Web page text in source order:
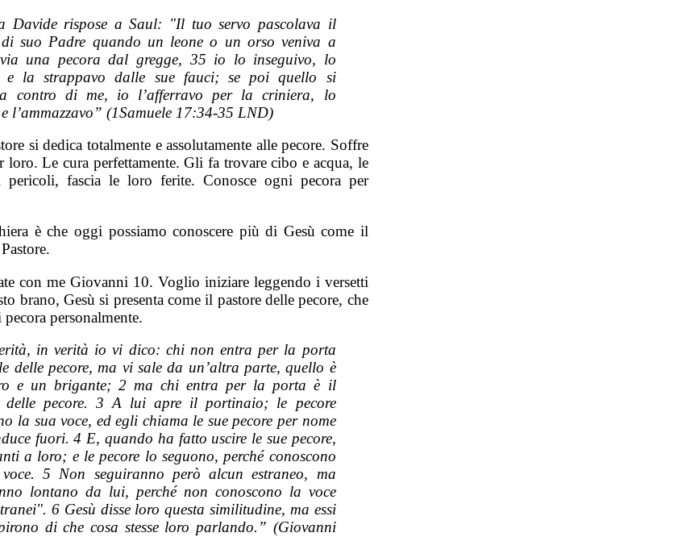
Davide rispose a Saul: "Il tuo servo pascolava il
di suo Padre quando un leone o un orso veniva a
una pecora dal gregge, 35 io lo inseguivo, lo
e la strappavo dalle sue fauci; se poi quello si
contro di me, io l’afferravo per la criniera, lo
l’ammazzavo” (1Samuele 17:34-35 LND)
si dedica totalmente e assolutamente alle pecore. Soffre
loro. Le cura perfettamente. Gli fa trovare cibo e acqua, le
pericoli, fascia le loro ferite. Conosce ogni pecora per
è che oggi possiamo conoscere più di Gesù come il
con me Giovanni 10. Voglio iniziare leggendo i versetti
brano, Gesù si presenta come il pastore delle pecore, che
personalmente.
in verità io vi dico: chi non entra per la porta
delle pecore, ma vi sale da un’altra parte, quello è
e un brigante; 2 ma chi entra per la porta è il
delle pecore. 3 A lui apre il portinaio; le pecore
la sua voce, ed egli chiama le sue pecore per nome
fuori. 4 E, quando ha fatto uscire le sue pecore,
a loro; e le pecore lo seguono, perché conoscono
5 Non seguiranno però alcun estraneo, ma
lontano da lui, perché non conoscono la voce
6 Gesù disse loro questa similitudine, ma essi
di che cosa stesse loro parlando.” (Giovanni